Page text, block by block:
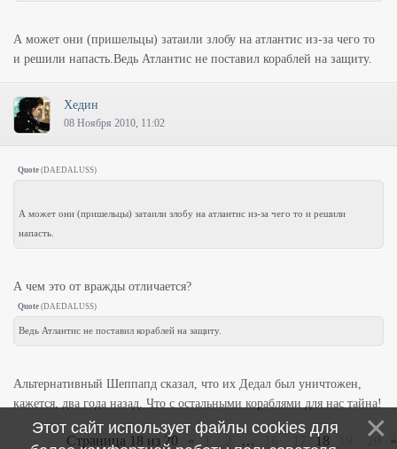
А может они (пришельцы) затаили злобу на атлантис из-за чего то
и решили напасть.Ведь Атлантис не поставил кораблей на защиту.
Хедин
08 Ноября 2010, 11:02
Quote (DAEDALUSS)
А может они (пришельцы) затаили злобу на атлантис из-за чего то и решили
напасть.
А чем это от вражды отличается?
Quote (DAEDALUSS)
Ведь Атлантис не поставил кораблей на защиту.
Альтернативный Шеппапд сказал, что их Дедал был уничтожен,
кажется, два года назад. Что с остальными кораблями для нас тайна!
Страница 18 из 20 « … 18 20 »
Этот сайт использует файлы cookies для